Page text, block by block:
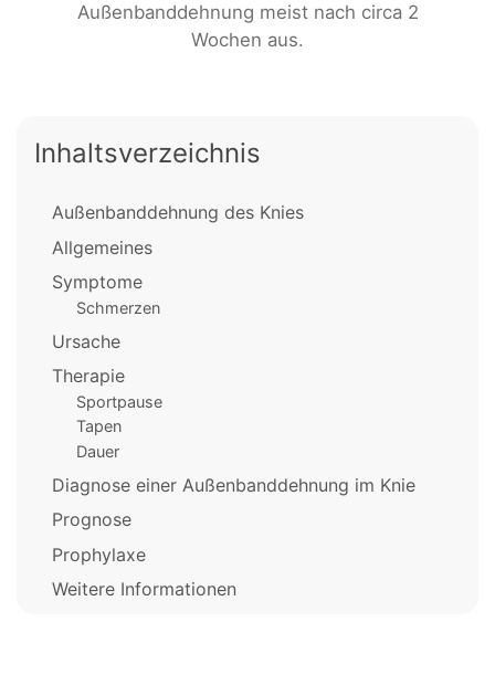
Außenbanddehnung meist nach circa 2
Wochen aus.
Inhaltsverzeichnis
Außenbanddehnung des Knies
Allgemeines
Symptome
Schmerzen
Ursache
Therapie
Sportpause
Tapen
Dauer
Diagnose einer Außenbanddehnung im Knie
Prognose
Prophylaxe
Weitere Informationen